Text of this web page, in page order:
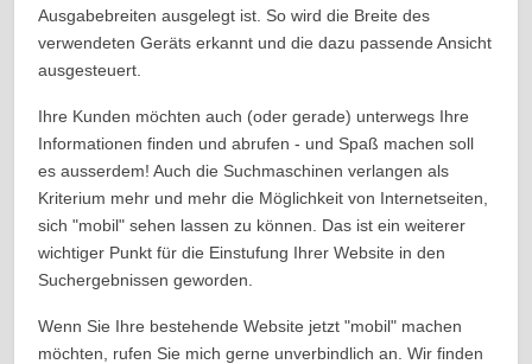
Ausgabebreiten ausgelegt ist. So wird die Breite des
verwendeten Geräts erkannt und die dazu passende Ansicht
ausgesteuert.
Ihre Kunden möchten auch (oder gerade) unterwegs Ihre
Informationen finden und abrufen - und Spaß machen soll
es ausserdem! Auch die Suchmaschinen verlangen als
Kriterium mehr und mehr die Möglichkeit von Internetseiten,
sich "mobil" sehen lassen zu können. Das ist ein weiterer
wichtiger Punkt für die Einstufung Ihrer Website in den
Suchergebnissen geworden.
Wenn Sie Ihre bestehende Website jetzt "mobil" machen
möchten, rufen Sie mich gerne unverbindlich an. Wir finden